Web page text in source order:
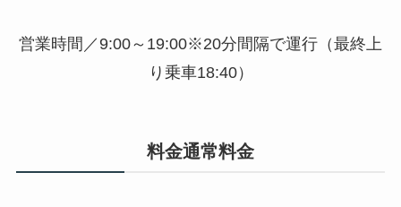
営業時間／9:00～19:00※20分間隔で運行（最終上
り乗車18:40）
料金通常料金